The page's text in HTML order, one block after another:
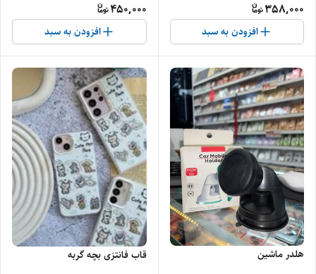
358,000
افزودن به سبد
450,000
افزودن به سبد
هلدر ماشین قاب فانتزی بچه گربه